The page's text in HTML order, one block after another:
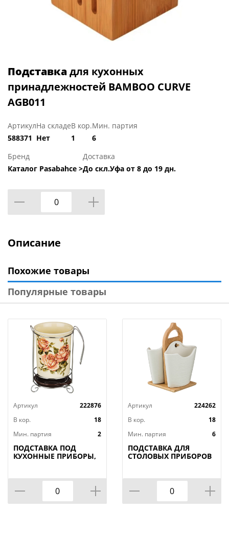
Подставкадля кухонных
принадлежностей BAMBOO CURVE
AGB011
Артикул
588371
На складе
Нет
В кор.
1
Мин. партия
6
Бренд
Каталог Pasabahce >
Доставка
До скл.Уфа от 8 до 19 дн.
Описание
Похожие товары
Популярные товары
Артикул
222876
В кор.
18
Мин. партия
2
ПОДСТАВКА ПОД
КУХОННЫЕ ПРИБОРЫ,
КОР=18ШТ.
Артикул
224262
В кор.
18
Мин. партия
6
ПОДСТАВКА ДЛЯ
СТОЛОВЫХ ПРИБОРОВ
(КОР=18ШТ.)